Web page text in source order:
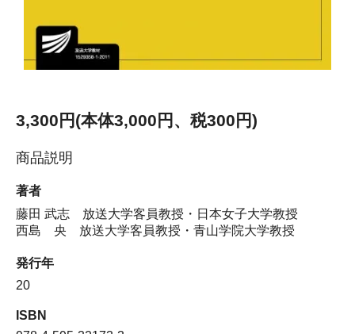
3,300円(本体3,000円、税300円)
商品説明
著者
藤田 武志 放送大学客員教授・日本女子大学教授
西島 央 放送大学客員教授・青山学院大学教授
発行年
20
ISBN